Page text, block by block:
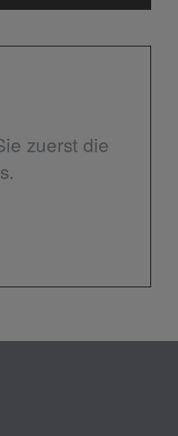
zuerst die